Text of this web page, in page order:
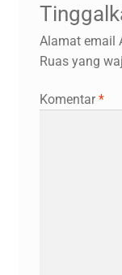
Alamat email
Ruas yang
Komentar*